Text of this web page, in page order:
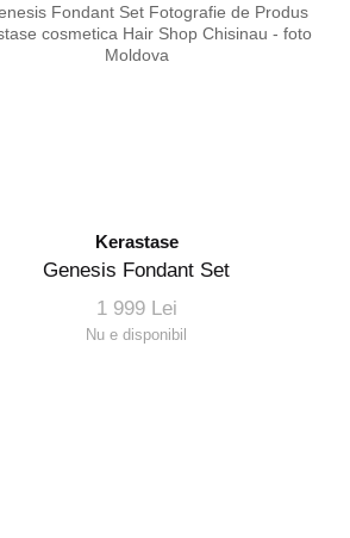
Kerastase
Genesis Fondant Set
1 999 Lei
Nu e disponibil